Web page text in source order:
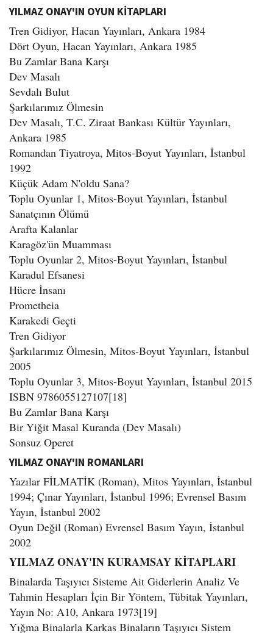
YILMAZ ONAY'IN OYUN KİTAPLARI
Tren Gidiyor, Hacan Yayınları, Ankara 1984
Dört Oyun, Hacan Yayınları, Ankara 1985
Bu Zamlar Bana Karşı
Dev Masalı
Sevdalı Bulut
Şarkılarımız Ölmesin
Dev Masalı, T.C. Ziraat Bankası Kültür Yayınları,
Ankara 1985
Romandan Tiyatroya, Mitos-Boyut Yayınları, İstanbul
1992
Küçük Adam N'oldu Sana?
Toplu Oyunlar 1, Mitos-Boyut Yayınları, İstanbul
Sanatçının Ölümü
Arafta Kalanlar
Karagöz'ün Muamması
Toplu Oyunlar 2, Mitos-Boyut Yayınları, İstanbul
Karadul Efsanesi
Hücre İnsanı
Prometheia
Karakedi Geçti
Tren Gidiyor
Şarkılarımız Ölmesin, Mitos-Boyut Yayınları, İstanbul
2005
Toplu Oyunlar 3, Mitos-Boyut Yayınları, İstanbul 2015
ISBN 9786055127107[18]
Bu Zamlar Bana Karşı
Bir Yiğit Masal Kuranda (Dev Masalı)
Sonsuz Operet
YILMAZ ONAY'IN ROMANLARI
Yazılar FİLMATİK (Roman), Mitos Yayınları, İstanbul
1994; Çınar Yayınları, İstanbul 1996; Evrensel Basım
Yayın, İstanbul 2002
Oyun Değil (Roman) Evrensel Basım Yayın, İstanbul
2002
YILMAZ ONAY'IN KURAMSAY KİTAPLARI
Binalarda Taşıyıcı Sisteme Ait Giderlerin Analiz Ve
Tahmin Hesapları İçin Bir Yöntem, Tübitak Yayınları,
Yayın No: A10, Ankara 1973[19]
Yığma Binalarla Karkas Binaların Taşıyıcı Sistem